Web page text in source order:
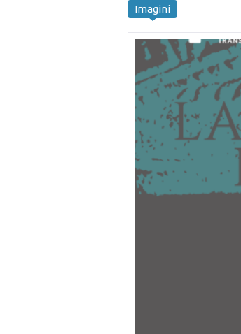
Imagini